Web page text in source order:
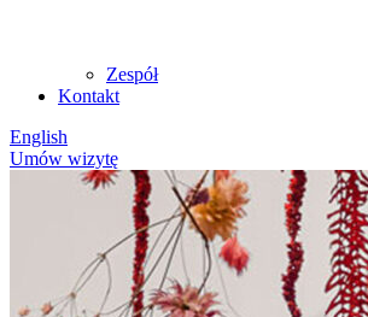
Zespół
Kontakt
English
Umów wizytę